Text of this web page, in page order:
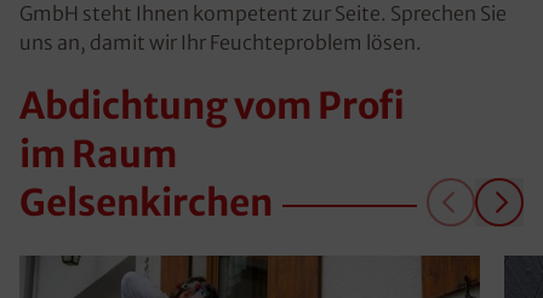
GmbH steht Ihnen kompetent zur Seite. Sprechen Sie
uns an, damit wir Ihr Feuchteproblem lösen.
Abdichtung vom Profi
im Raum
Gelsenkirchen